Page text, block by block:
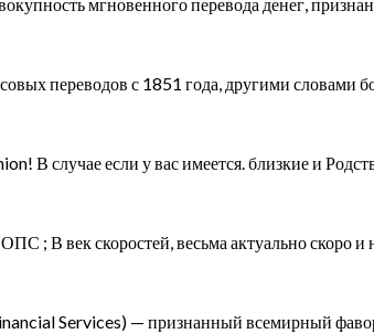
мгновенного перевода денег,
переводов с 1851 года, другими словами
В случае если у вас имеется. близкие и
; В век скоростей, весьма актуально скоро
Services) — признанный всемирный